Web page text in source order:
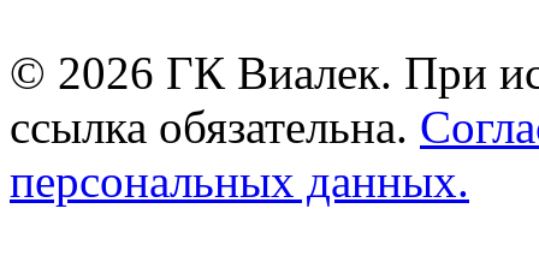
© 2026 ГК Виалек. При
ссылка обязательна.
персональных данных.